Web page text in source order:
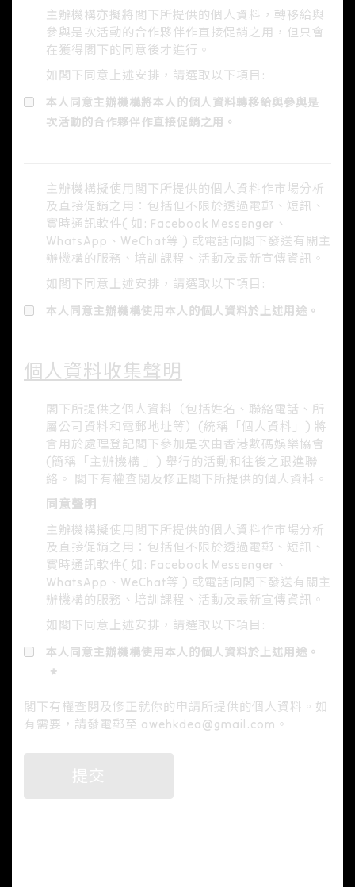
主辦機構亦擬將閣下所提供的個人資料，轉移給與
參與是次活動的合作夥伴作直接促銷之用，但只會
在獲得閣下的同意後才進行。
如閣下同意上述安排，請選取以下項目:
本人同意主辦機構將本人的個人資料轉移給與參與是
次活動的合作夥伴作直接促銷之用。
主辦機構擬使用閣下所提供的個人資料作市場分析
及直接促銷之用：包括但不限於透過電郵、短訊、
實時通訊軟件( 如: Facebook Messenger、
WhatsApp、WeChat等 ) 或電話向閣下發送有關主
辦機構的服務、培訓課程、活動及最新宣傳資訊。
如閣下同意上述安排，請選取以下項目:
本人同意主辦機構使用本人的個人資料於上述用途。
個人資料收集聲明​​
閣下所提供之個人資料（包括姓名、聯絡電話、所
屬公司資料和電郵地址等）(統稱「個人資料」) 將
會用於處理登記閣下參加是次由香港數碼娛樂協會
(簡稱「主辦機構 」) 舉行的活動和往後之跟進聯
絡。 閣下有權查閱及修正閣下所提供的個人資料。
同意聲明
主辦機構擬使用閣下所提供的個人資料作市場分析
及直接促銷之用：包括但不限於透過電郵、短訊、
實時通訊軟件( 如: Facebook Messenger、
WhatsApp、WeChat等 ) 或電話向閣下發送有關主
辦機構的服務、培訓課程、活動及最新宣傳資訊。
如閣下同意上述安排，請選取以下項目:
本人同意主辦機構使用本人的個人資料於上述用途。
閣下有權查閱及修正就你的申請所提供的個人資料。如
有需要，請發電郵至 awehkdea@gmail.com 。